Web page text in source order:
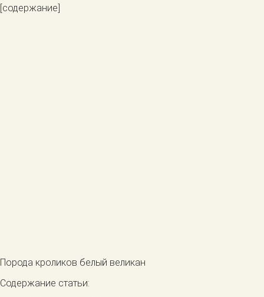
[содержание]
Порода кроликов белый великан
Содержание статьи: